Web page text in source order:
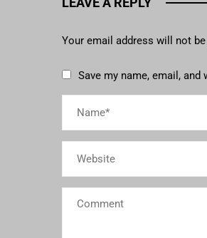
Your email address will not
Save my name, email,